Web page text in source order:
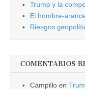
Trump y la
El hombre-
Riesgos
COMENTARIOS
Campillo en